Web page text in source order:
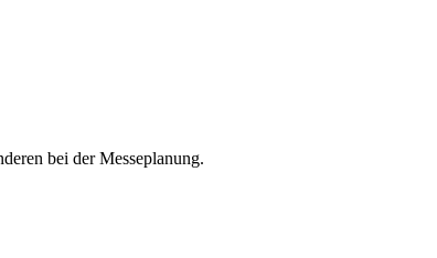
bei der Messeplanung.